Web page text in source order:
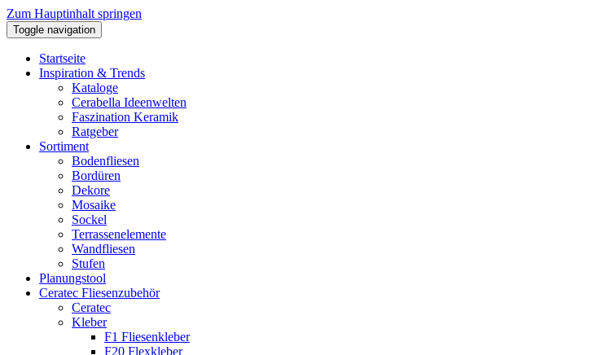
Zum Hauptinhalt springen
Toggle navigation
Startseite
Inspiration & Trends
Kataloge
Cerabella Ideenwelten
Faszination Keramik
Ratgeber
Sortiment
Bodenfliesen
Bordüren
Dekore
Mosaike
Sockel
Terrassenelemente
Wandfliesen
Stufen
Planungstool
Ceratec Fliesenzubehör
Ceratec
Kleber
F1 Fliesenkleber
F20 Flexkleber